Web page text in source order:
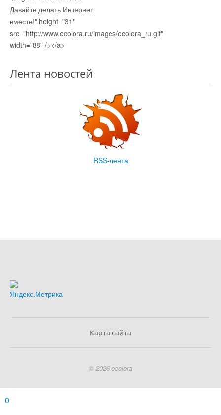
0
Давайте делать Интернет
вместе!" height="31"
src="http://www.ecolora.ru/images/ecolora_ru.gif"
width="88" /></a>
Лента новостей
RSS-лента
Карта сайта
© 2026 ecolora